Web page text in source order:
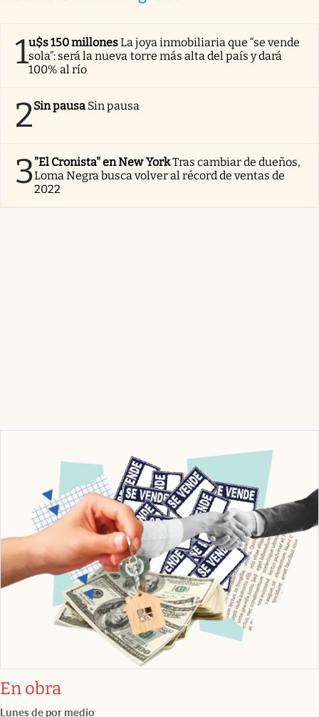
1u$s 150 millonesLa joya inmobiliaria que “se vende
sola”: será la nueva torre más alta del país y dará
100% al río
2Sin pausa Sin pausa
3"El Cronista" en New YorkTras cambiar de dueños,
Loma Negra busca volver al récord de ventas de
2022
En obra
Lunes de por medio